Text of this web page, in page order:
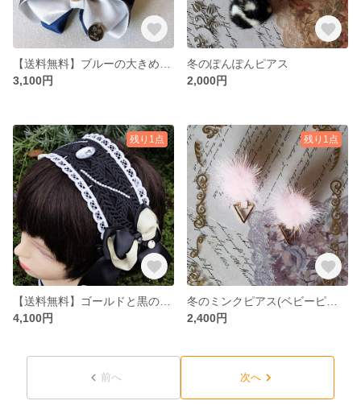
3,100円
冬のぽんぽんピアス
2,000円
残り1点
4,100円
残り1点
2,400円
前へ 次へ